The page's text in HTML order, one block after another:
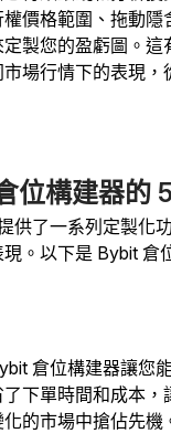
價格範圍、拖動隱
製您的盈虧圖。這
場行情下的表現，
位構建器的
供了一系列定製化
。以下是 Bybit 倉
倉位構建器讓您
下單時間和成本，
的市場中搶佔先機